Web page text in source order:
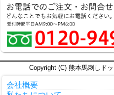
にこ 1 購入者
投稿日
2025/09/08
Copyright (C) 熊本馬刺しド
会社概要